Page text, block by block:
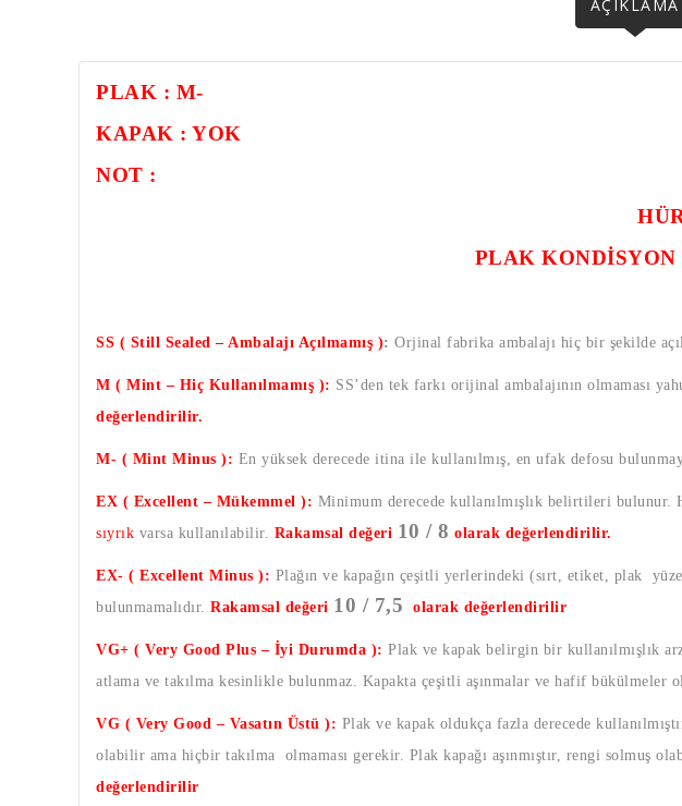
AÇIKLAMA
PLAK : M-
KAPAK : YOK
NOT :
PLAK
SS ( Still Sealed – Ambalajı Açılmamış ): Orjinal fabrika ambalajı hiç bir şekilde
M ( Mint – Hiç Kullanılmamış ): SS’den tek farkı orijinal ambalajının olmaması
değerlendirilir.
M- ( Mint Minus ): En yüksek derecede itina ile kullanılmış, en ufak defosu
EX ( Excellent – Mükemmel ): Minimum derecede kullanılmışlık belirtileri bulunur.
sıyrık varsa kullanılabilir. Rakamsal değeri 10 / 8 olarak değerlendirilir.
EX- ( Excellent Minus ): Plağın ve kapağın çeşitli yerlerindeki (sırt, etiket, plak
bulunmamalıdır. Rakamsal değeri 10 / 7,5 olarak değerlendirilir
VG+ ( Very Good Plus – İyi Durumda ): Plak ve kapak belirgin bir kullanılmışlık
atlama ve takılma kesinlikle bulunmaz. Kapakta çeşitli aşınmalar ve hafif bükülmeler
VG ( Very Good – Vasatın Üstü ): Plak ve kapak oldukça fazla derecede
olabilir ama hiçbir takılma olmaması gerekir. Plak kapağı aşınmıştır, rengi solmuş
değerlendirilir